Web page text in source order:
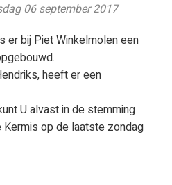
06 september 2017
er bij Piet Winkelmolen een
heeft er een
U alvast in de stemming
op de laatste zondag